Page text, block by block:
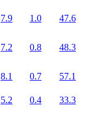
7.9 1.0
47.6
7.2 0.8 48.3
8.1 0.7
57.1
5.2 0.4
33.3